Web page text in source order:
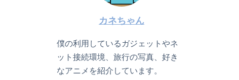
カネちゃん
僕の利用しているガジェットやネ
ット接続環境、旅行の写真、好き
なアニメを紹介しています。